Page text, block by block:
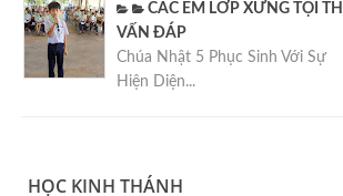
CÁC EM LỚP XƯNG TỘI THI
VẤN ĐÁP
Chúa Nhật 5 Phục Sinh Với Sự
Hiện Diện...
HỌC KINH THÁNH